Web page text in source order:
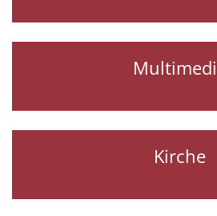
Kirche